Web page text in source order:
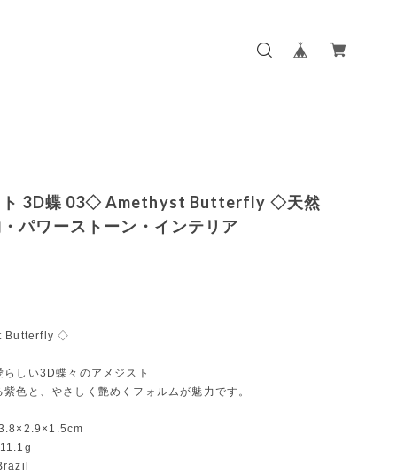
ト 3D蝶 03◇ Amethyst Butterfly ◇天然
パワーストーン・インテリア
Butterfly ◇
らしい3D蝶々のアメジスト
色と、やさしく艶めくフォルムが魅力です。